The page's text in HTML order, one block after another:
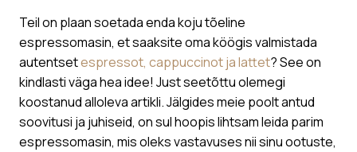
Teil on plaan soetada enda koju tõeline
espressomasin, et saaksite oma köögis valmistada
autentsetespressot, cappuccinot ja lattet? See on
kindlasti väga hea idee! Just seetõttu olemegi
koostanud alloleva artikli. Jälgides meie poolt antud
soovitusi ja juhiseid, on sul hoopis lihtsam leida parim
espressomasin, mis oleks vastavuses nii sinu ootuste,